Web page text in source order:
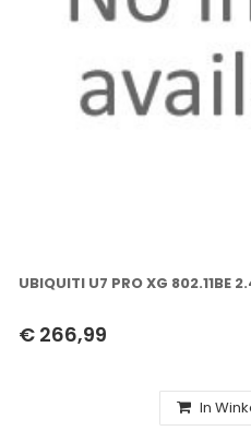
UBIQUITI U7 PRO XG 802.11BE
€ 266,99
In